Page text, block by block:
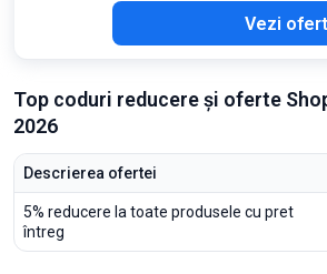
Vezi
Top coduri reducere și oferte
2026
Descrierea ofertei
5% reducere la toate produsele cu pret
întreg